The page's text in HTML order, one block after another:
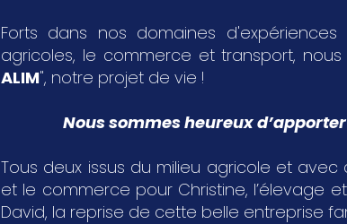
Forts dans nos domaines
agricoles, le commerce et transport,
ALIM", notre projet de vie !
Nous sommes heureux
Tous deux issus du milieu agricole et
et le commerce pour Christine, l’élevage
David, la reprise de cette belle entreprise